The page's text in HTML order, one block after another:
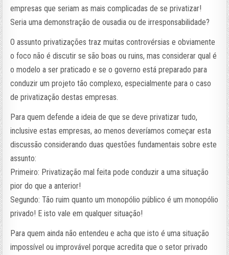
empresas que seriam as mais complicadas de se privatizar!
Seria uma demonstração de ousadia ou de irresponsabilidade?
O assunto privatizações traz muitas controvérsias e obviamente
o foco não é discutir se são boas ou ruins, mas considerar qual é
o modelo a ser praticado e se o governo está preparado para
conduzir um projeto tão complexo, especialmente para o caso
de privatização destas empresas.
Para quem defende a ideia de que se deve privatizar tudo,
inclusive estas empresas, ao menos deveríamos começar esta
discussão considerando duas questões fundamentais sobre este
assunto:
Primeiro: Privatização mal feita pode conduzir a uma situação
pior do que a anterior!
Segundo: Tão ruim quanto um monopólio público é um monopólio
privado! E isto vale em qualquer situação!
Para quem ainda não entendeu e acha que isto é uma situação
impossível ou improvável porque acredita que o setor privado